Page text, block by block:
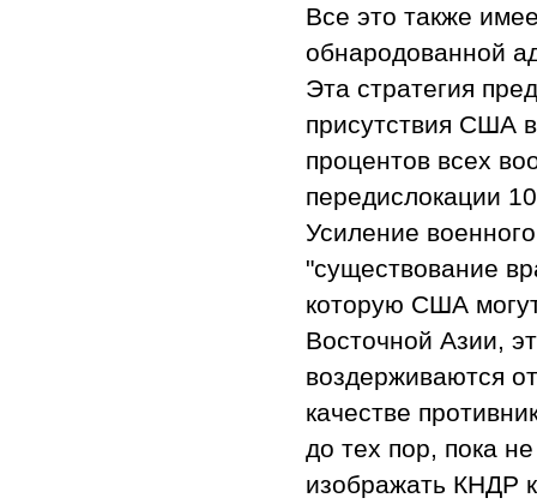
Все это также
обнародованной
Эта стратегия
присутствия США
процентов всех
передислокации
Усиление
"существование
которую США
Восточной Азии,
воздерживаются
качестве
до тех пор, пока
изображать КНДР